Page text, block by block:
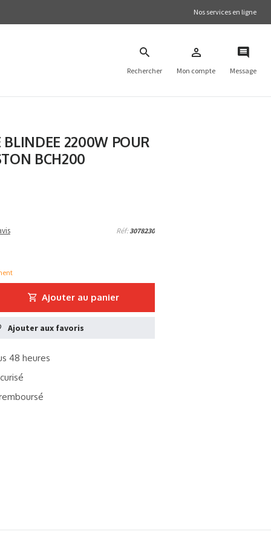
Nos services en ligne
Rechercher Mon compte Message
BLINDEE 2200W POUR
BCH200
Réf:3078230
Ajouter au panier
Ajouter aux favoris
48 heures